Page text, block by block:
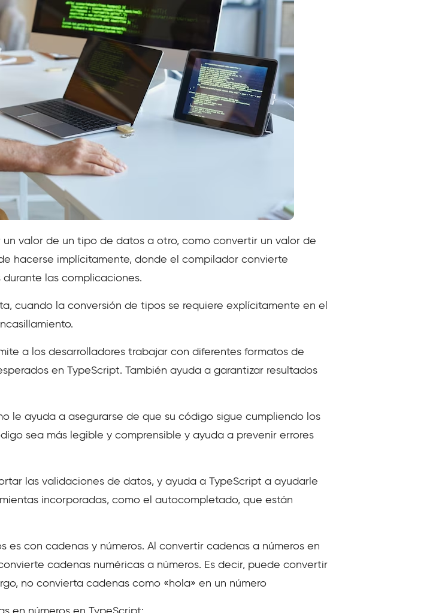
valor de un tipo de datos a otro, como convertir un valor de
hacerse implícitamente, donde el compilador convierte
las complicaciones.
cuando la conversión de tipos se requiere explícitamente en el
a los desarrolladores trabajar con diferentes formatos de
en TypeScript. También ayuda a garantizar resultados
le ayuda a asegurarse de que su código sigue cumpliendo los
sea más legible y comprensible y ayuda a prevenir errores
las validaciones de datos, y ayuda a TypeScript a ayudarle
incorporadas, como el autocompletado, que están
es con cadenas y números. Al convertir cadenas a números en
cadenas numéricas a números. Es decir, puede convertir
no convierta cadenas como «hola» en un número